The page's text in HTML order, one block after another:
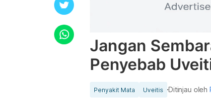
Jangan
Penyebab
Penyakit Mata Uveitis Ditinjau oleh